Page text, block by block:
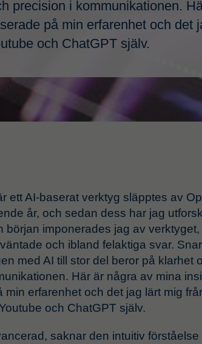
precision i kommunikationen.
på min erfarenhet och det
och ChatGPT själv.
ett AI-baserat verktyg släpptes av
år, och sedan dess har jag
början imponerades jag av
och ibland felaktiga svar.
med AI till stor del beror på klarhet
Här är några av mina
min erfarenhet och det jag lärt mig
och ChatGPT själv.
saknar den intuitiv förståelse